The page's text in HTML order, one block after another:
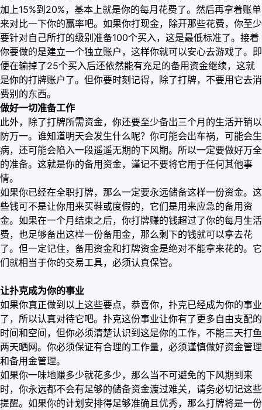
加上15%到20%，基本上就是你的每月花费了。然后再拿着账单
来对比一下你的赢率吧。如果你打现金，除开那些花费，你至少
要针对自己所打的级别准备100个买入，这是最低标准了。接着
你要做的是建立一个独立账户，这样你就可以安心去游戏了。即
便在输掉了25个买入后还依然能有充足的备用资金继续，这就
是你的打牌账户了。但你要时刻记得，除了打牌，不要用它去消
费别的东西。
做好一切准备工作
此外，除了打牌所需资金，你还要至少备出三个月的生活开销以
防万一。谁知道明天会发生什么呢？你可能会出车祸，可能会生
病，还可能会陷入一段遥遥无期的下风期。所以一定要做好万全
的准备。这就是你的备用资金，谨记不要将它用于任何其他事
情。
如果你已经在全职打牌，那么一定要永远储备这样一份资金。这
些钱可不是让你用来买鞋或度假的，它们是用来应急的备用资
金。如果在一个月结束之后，你打牌赚的钱超过了你的每月生活
费，也足够备出这样一份备用金，那么剩下的钱就可以拿去花
了。但一定记住，备用资金和打牌资金是绝对不能拿来花的。它
们就相当于你的交易工具，必须认真保管。
让扑克成为你的事业
如果你真正做到以上这些要点，恭喜你，扑克已经成为你的事业
了，所以认真对待它吧。扑克这份事业让你有了更多自由支配的
时间和空间，但你必须清楚认识到这是你的工作，不能三天打鱼
两天晒网。你必须保证有合理的工作量，必须谨慎做好资金管理
和备用金管理。
如果你一味地赚多少就花多少，那么当不可避免的下风期到来
时，你永远都不会有足够的储备资金渡过难关，请务必切记这些
提醒。如果你的计划安排得足够准确且优秀，那么打牌将是一份